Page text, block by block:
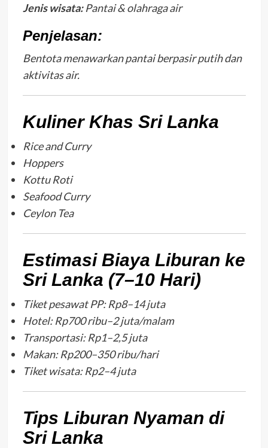
Jenis wisata:Pantai & olahraga air
Penjelasan:
Bentota menawarkan pantai berpasir putih dan
aktivitas air.
Kuliner Khas Sri Lanka
Rice and Curry
Hoppers
Kottu Roti
Seafood Curry
Ceylon Tea
Estimasi Biaya Liburan ke
Sri Lanka (7–10 Hari)
Tiket pesawat PP: Rp8–14 juta
Hotel: Rp700 ribu–2 juta/malam
Transportasi: Rp1–2,5 juta
Makan: Rp200–350 ribu/hari
Tiket wisata: Rp2–4 juta
Tips Liburan Nyaman di
Sri Lanka